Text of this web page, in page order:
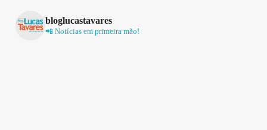
bloglucastavares
📲 Notícias em primeira mão!